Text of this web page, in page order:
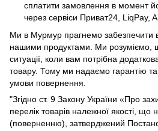
сплатити замовлення в момент
через сервіси Приват24, LiqPay,
Ми в Мурмур прагнемо забезпечити
нашими продуктами. Ми розуміємо,
ситуації, коли вам потрібна
товару. Тому ми надаємо гарантію та
умови повернення.
"Згідно ст. 9 Закону України «Про
перелік товарів належної якості, що
(поверненню), затверджений